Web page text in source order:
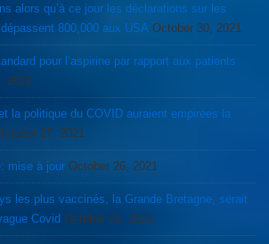
alors qu’à ce jour les déclarations sur les
800,000 aux USA October 30, 2021
pour l’aspirine par rapport aux patients
2021
du COVID auraient empirées la
27, 2021
mise à jour October 26, 2021
les plus vaccinés, la Grande Bretagne, serait
Covid October 21, 2021